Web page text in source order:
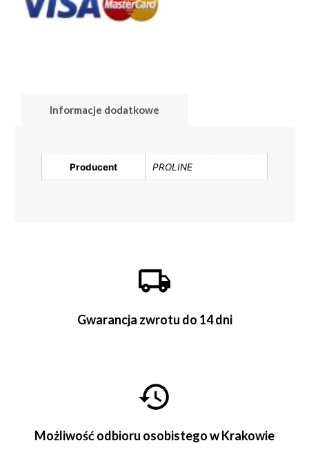
Informacje dodatkowe
Producent PROLINE
Gwarancja zwrotu do 14 dni
Możliwość odbioru osobistego w Krakowie